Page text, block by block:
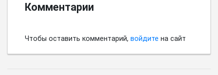
Комментарии
Чтобы оставить комментарий, войдите на сайт